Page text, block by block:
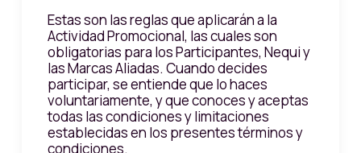
Estas son las reglas que aplicarán a la
Actividad Promocional, las cuales son
obligatorias para los Participantes, Nequi y
las Marcas Aliadas. Cuando decides
participar, se entiende que lo haces
voluntariamente, y que conoces y aceptas
todas las condiciones y limitaciones
establecidas en los presentes términos y
condiciones.